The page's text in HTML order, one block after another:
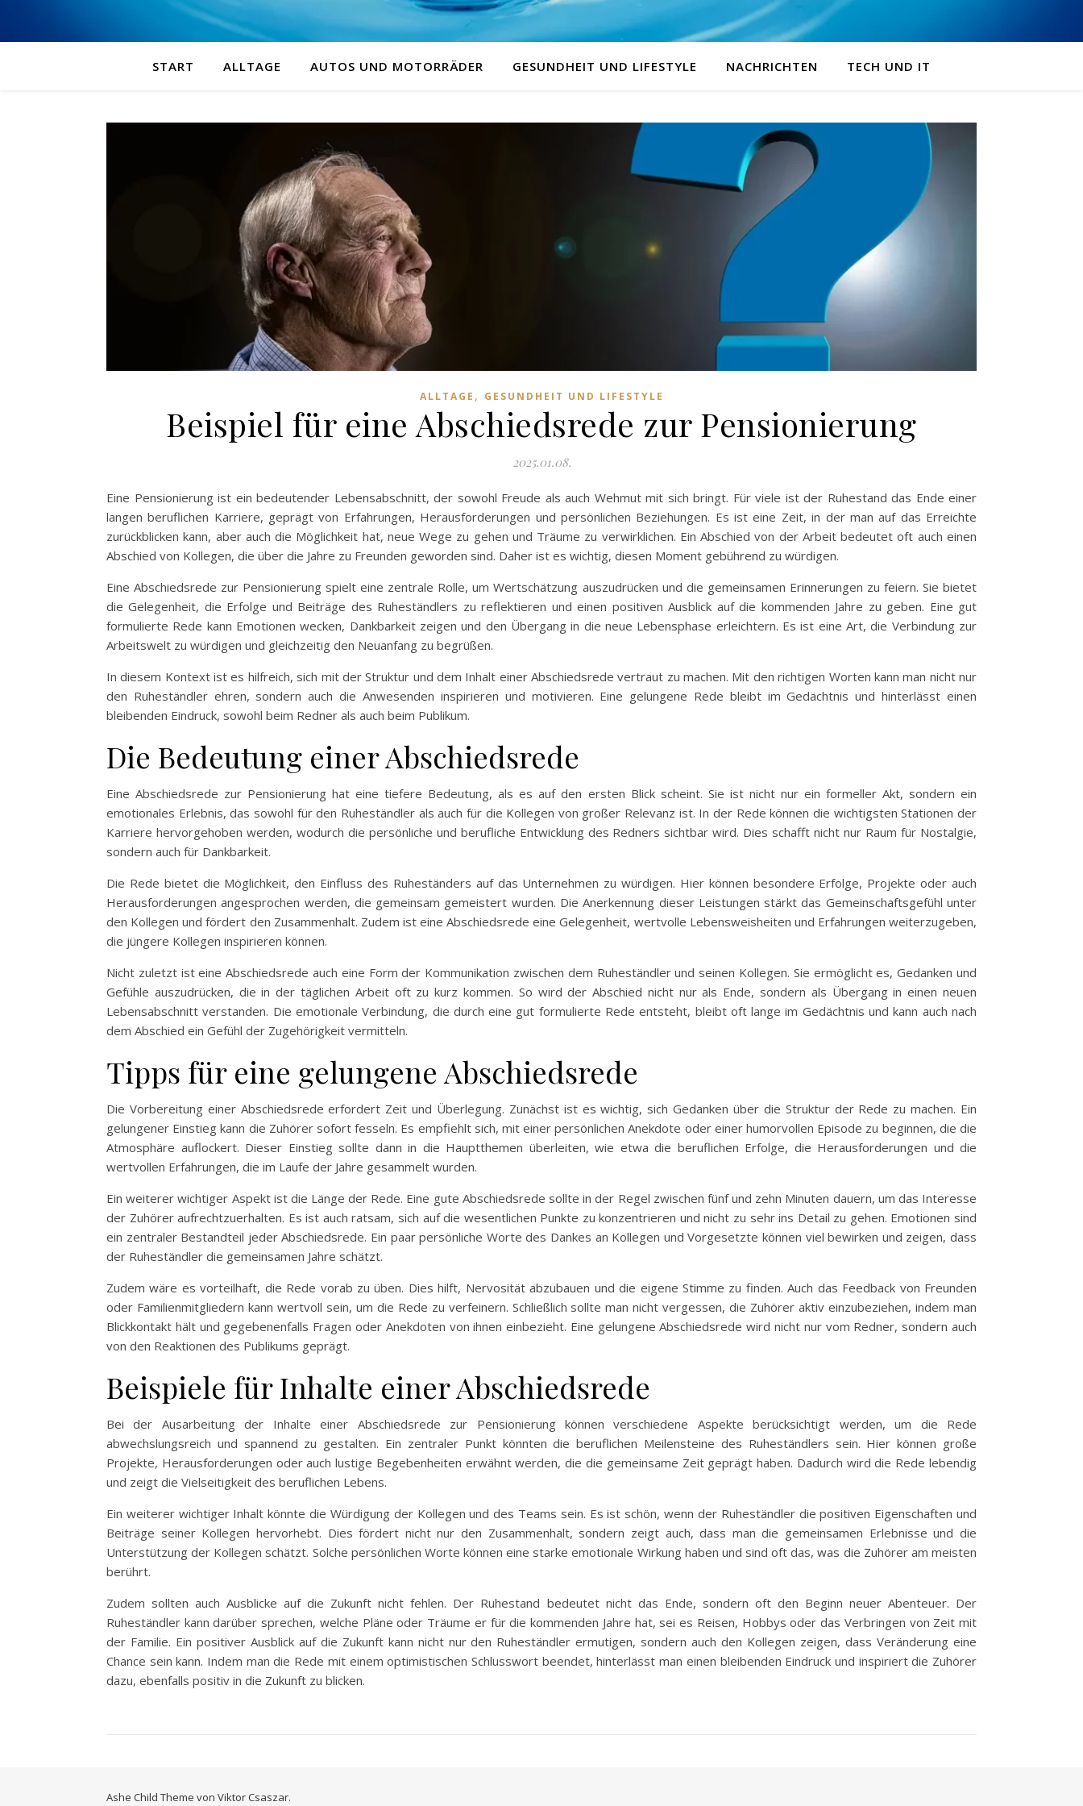
START ALLTAGE AUTOS UND MOTORRÄDER GESUNDHEIT UND LIFESTYLE NACHRICHTEN TECH UND IT
ALLTAGE , GESUNDHEIT UND LIFESTYLE
Beispiel für eine Abschiedsrede zur Pensionierung
2025.01.08.
Eine Pensionierung ist ein bedeutender Lebensabschnitt, der sowohl Freude als auch Wehmut mit sich bringt. Für viele ist der Ruhestand das Ende einer
langen beruflichen Karriere, geprägt von Erfahrungen, Herausforderungen und persönlichen Beziehungen. Es ist eine Zeit, in der man auf das Erreichte
zurückblicken kann, aber auch die Möglichkeit hat, neue Wege zu gehen und Träume zu verwirklichen. Ein Abschied von der Arbeit bedeutet oft auch einen
Abschied von Kollegen, die über die Jahre zu Freunden geworden sind. Daher ist es wichtig, diesen Moment gebührend zu würdigen.
Eine Abschiedsrede zur Pensionierung spielt eine zentrale Rolle, um Wertschätzung auszudrücken und die gemeinsamen Erinnerungen zu feiern. Sie bietet
die Gelegenheit, die Erfolge und Beiträge des Ruheständlers zu reflektieren und einen positiven Ausblick auf die kommenden Jahre zu geben. Eine gut
formulierte Rede kann Emotionen wecken, Dankbarkeit zeigen und den Übergang in die neue Lebensphase erleichtern. Es ist eine Art, die Verbindung zur
Arbeitswelt zu würdigen und gleichzeitig den Neuanfang zu begrüßen.
In diesem Kontext ist es hilfreich, sich mit der Struktur und dem Inhalt einer Abschiedsrede vertraut zu machen. Mit den richtigen Worten kann man nicht nur
den Ruheständler ehren, sondern auch die Anwesenden inspirieren und motivieren. Eine gelungene Rede bleibt im Gedächtnis und hinterlässt einen
bleibenden Eindruck, sowohl beim Redner als auch beim Publikum.
Die Bedeutung einer Abschiedsrede
Eine Abschiedsrede zur Pensionierung hat eine tiefere Bedeutung, als es auf den ersten Blick scheint. Sie ist nicht nur ein formeller Akt, sondern ein
emotionales Erlebnis, das sowohl für den Ruheständler als auch für die Kollegen von großer Relevanz ist. In der Rede können die wichtigsten Stationen der
Karriere hervorgehoben werden, wodurch die persönliche und berufliche Entwicklung des Redners sichtbar wird. Dies schafft nicht nur Raum für Nostalgie,
sondern auch für Dankbarkeit.
Die Rede bietet die Möglichkeit, den Einfluss des Ruheständers auf das Unternehmen zu würdigen. Hier können besondere Erfolge, Projekte oder auch
Herausforderungen angesprochen werden, die gemeinsam gemeistert wurden. Die Anerkennung dieser Leistungen stärkt das Gemeinschaftsgefühl unter
den Kollegen und fördert den Zusammenhalt. Zudem ist eine Abschiedsrede eine Gelegenheit, wertvolle Lebensweisheiten und Erfahrungen weiterzugeben,
die jüngere Kollegen inspirieren können.
Nicht zuletzt ist eine Abschiedsrede auch eine Form der Kommunikation zwischen dem Ruheständler und seinen Kollegen. Sie ermöglicht es, Gedanken und
Gefühle auszudrücken, die in der täglichen Arbeit oft zu kurz kommen. So wird der Abschied nicht nur als Ende, sondern als Übergang in einen neuen
Lebensabschnitt verstanden. Die emotionale Verbindung, die durch eine gut formulierte Rede entsteht, bleibt oft lange im Gedächtnis und kann auch nach
dem Abschied ein Gefühl der Zugehörigkeit vermitteln.
Tipps für eine gelungene Abschiedsrede
Die Vorbereitung einer Abschiedsrede erfordert Zeit und Überlegung. Zunächst ist es wichtig, sich Gedanken über die Struktur der Rede zu machen. Ein
gelungener Einstieg kann die Zuhörer sofort fesseln. Es empfiehlt sich, mit einer persönlichen Anekdote oder einer humorvollen Episode zu beginnen, die die
Atmosphäre auflockert. Dieser Einstieg sollte dann in die Hauptthemen überleiten, wie etwa die beruflichen Erfolge, die Herausforderungen und die
wertvollen Erfahrungen, die im Laufe der Jahre gesammelt wurden.
Ein weiterer wichtiger Aspekt ist die Länge der Rede. Eine gute Abschiedsrede sollte in der Regel zwischen fünf und zehn Minuten dauern, um das Interesse
der Zuhörer aufrechtzuerhalten. Es ist auch ratsam, sich auf die wesentlichen Punkte zu konzentrieren und nicht zu sehr ins Detail zu gehen. Emotionen sind
ein zentraler Bestandteil jeder Abschiedsrede. Ein paar persönliche Worte des Dankes an Kollegen und Vorgesetzte können viel bewirken und zeigen, dass
der Ruheständler die gemeinsamen Jahre schätzt.
Zudem wäre es vorteilhaft, die Rede vorab zu üben. Dies hilft, Nervosität abzubauen und die eigene Stimme zu finden. Auch das Feedback von Freunden
oder Familienmitgliedern kann wertvoll sein, um die Rede zu verfeinern. Schließlich sollte man nicht vergessen, die Zuhörer aktiv einzubeziehen, indem man
Blickkontakt hält und gegebenenfalls Fragen oder Anekdoten von ihnen einbezieht. Eine gelungene Abschiedsrede wird nicht nur vom Redner, sondern auch
von den Reaktionen des Publikums geprägt.
Beispiele für Inhalte einer Abschiedsrede
Bei der Ausarbeitung der Inhalte einer Abschiedsrede zur Pensionierung können verschiedene Aspekte berücksichtigt werden, um die Rede
abwechslungsreich und spannend zu gestalten. Ein zentraler Punkt könnten die beruflichen Meilensteine des Ruheständlers sein. Hier können große
Projekte, Herausforderungen oder auch lustige Begebenheiten erwähnt werden, die die gemeinsame Zeit geprägt haben. Dadurch wird die Rede lebendig
und zeigt die Vielseitigkeit des beruflichen Lebens.
Ein weiterer wichtiger Inhalt könnte die Würdigung der Kollegen und des Teams sein. Es ist schön, wenn der Ruheständler die positiven Eigenschaften und
Beiträge seiner Kollegen hervorhebt. Dies fördert nicht nur den Zusammenhalt, sondern zeigt auch, dass man die gemeinsamen Erlebnisse und die
Unterstützung der Kollegen schätzt. Solche persönlichen Worte können eine starke emotionale Wirkung haben und sind oft das, was die Zuhörer am meisten
berührt.
Zudem sollten auch Ausblicke auf die Zukunft nicht fehlen. Der Ruhestand bedeutet nicht das Ende, sondern oft den Beginn neuer Abenteuer. Der
Ruheständler kann darüber sprechen, welche Pläne oder Träume er für die kommenden Jahre hat, sei es Reisen, Hobbys oder das Verbringen von Zeit mit
der Familie. Ein positiver Ausblick auf die Zukunft kann nicht nur den Ruheständler ermutigen, sondern auch den Kollegen zeigen, dass Veränderung eine
Chance sein kann. Indem man die Rede mit einem optimistischen Schlusswort beendet, hinterlässt man einen bleibenden Eindruck und inspiriert die Zuhörer
dazu, ebenfalls positiv in die Zukunft zu blicken.
Ashe Child Theme von Viktor Csaszar.